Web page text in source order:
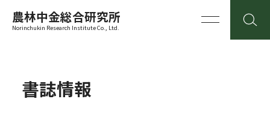
農林中金総合研究所
Norinchukin Research Institute Co., Ltd.
書誌情報